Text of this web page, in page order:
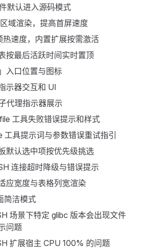
默认进入源码模式
域渲染，提高首屏速度
热速度，内置扩展按需激活
按最后活跃时间实时置顶
入口位置与图标
示器交互和 UI
代理指示器展示
工具失败错误提示和样式
工具提示词与参数错误重试指引
默认选中项按优先级挑选
连接超时降级与错误提示
应宽度与表格列宽渲染
简洁模式
场景下特定 glibc 版本会出现文件
问题
扩展宿主 CPU 100% 的问题